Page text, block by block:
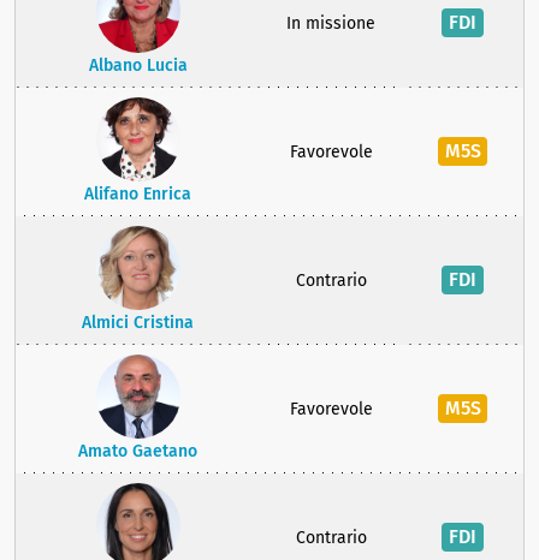
Albano Lucia
In missione FDI
Alifano Enrica
Favorevole M5S
Almici Cristina
Contrario FDI
Amato Gaetano
Favorevole M5S
Contrario FDI